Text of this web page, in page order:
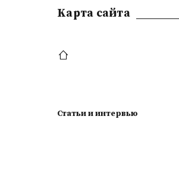
Kарта сайта
Статьи и интервью